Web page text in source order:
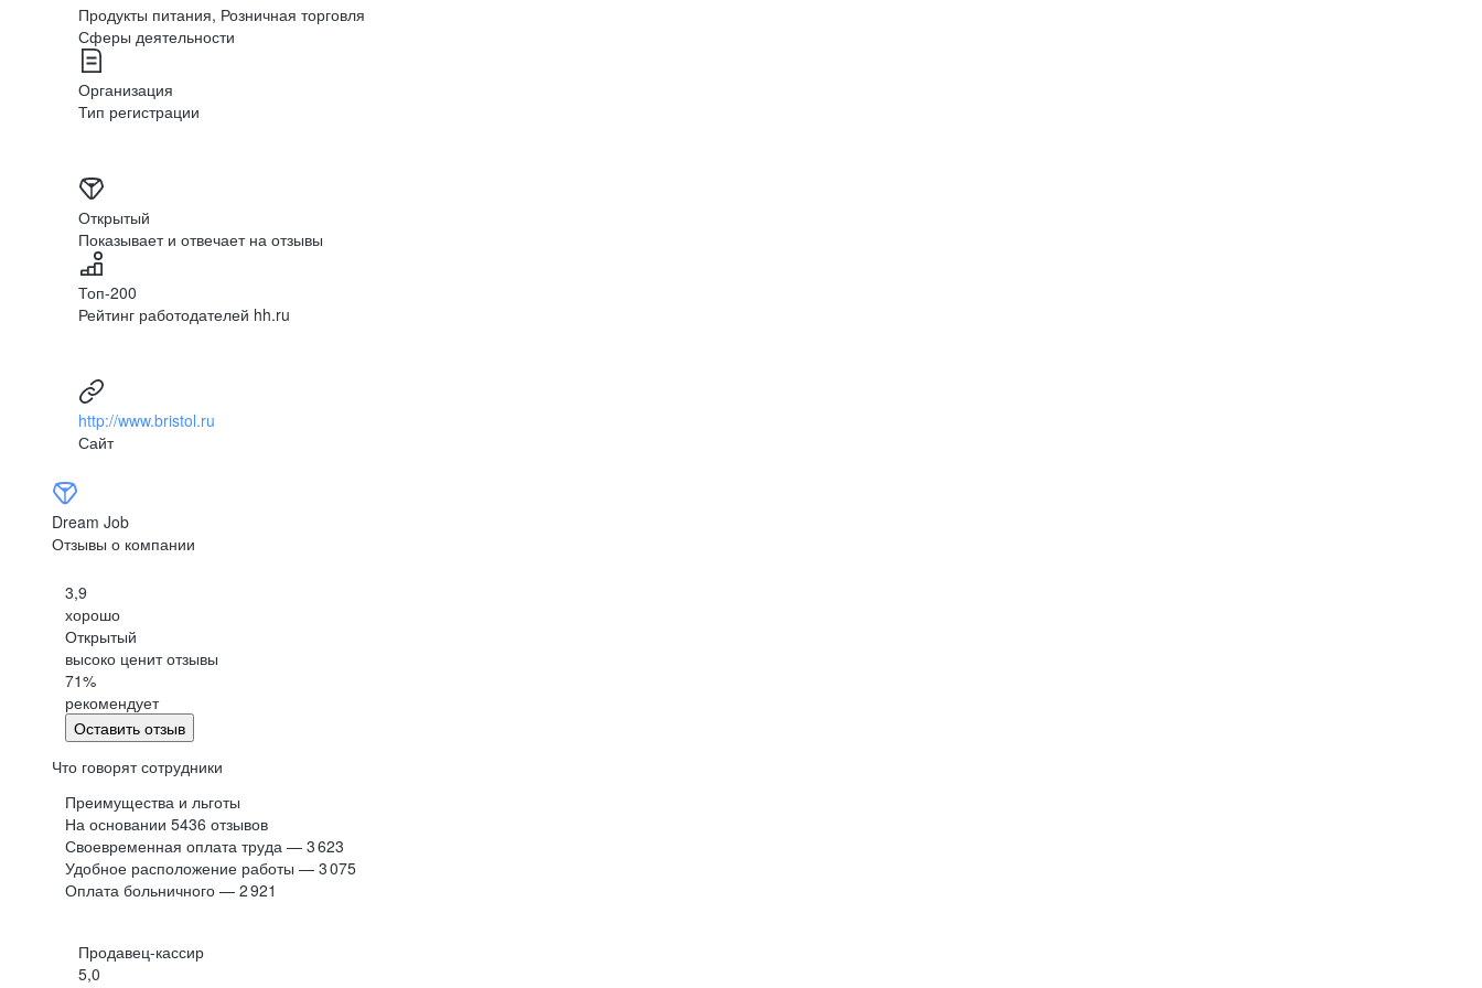
Продукты питания, Розничная торговля
Сферы деятельности
Организация
Тип регистрации
Открытый
Показывает и отвечает на отзывы
Топ-200
Рейтинг работодателей hh.ru
http://www.bristol.ru
Сайт
Dream Job
Отзывы о компании
3,9
хорошо
Открытый
высоко ценит отзывы
71%
рекомендует
Оставить отзыв
Что говорят сотрудники
Преимущества и льготы
На основании 5436 отзывов
Своевременная оплата труда — 3 623
Удобное расположение работы — 3 075
Оплата больничного — 2 921
Продавец-кассир
5,0